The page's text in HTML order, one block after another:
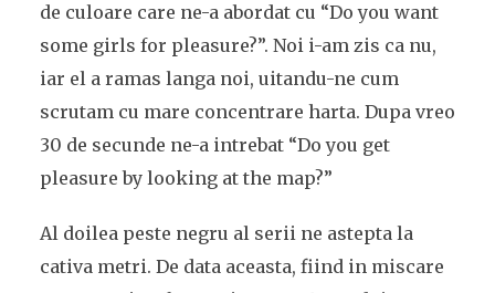
de culoare care ne-a abordat cu “Do you want
some girls for pleasure?”. Noi i-am zis ca nu,
iar el a ramas langa noi, uitandu-ne cum
scrutam cu mare concentrare harta. Dupa vreo
30 de secunde ne-a intrebat “Do you get
pleasure by looking at the map?”
Al doilea peste negru al serii ne astepta la
cativa metri. De data aceasta, fiind in miscare